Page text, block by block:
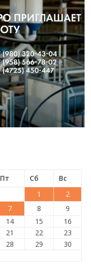
Пт Сб
Вс
1
2
7 8
9
14 15
16
21 22
23
28 29
30